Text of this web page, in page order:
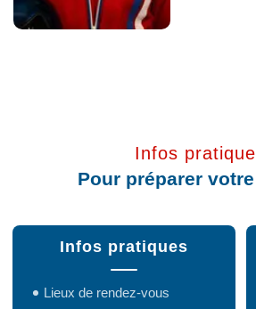
Infos
Pour préparer
Infos pratiques
Lieux de rendez-vous